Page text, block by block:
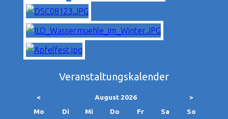
Veranstaltungskalender
< August 2026
>
Montag Di enstag
Mi ttwoch
Do nnerstag
Freitag SamstagSonntag